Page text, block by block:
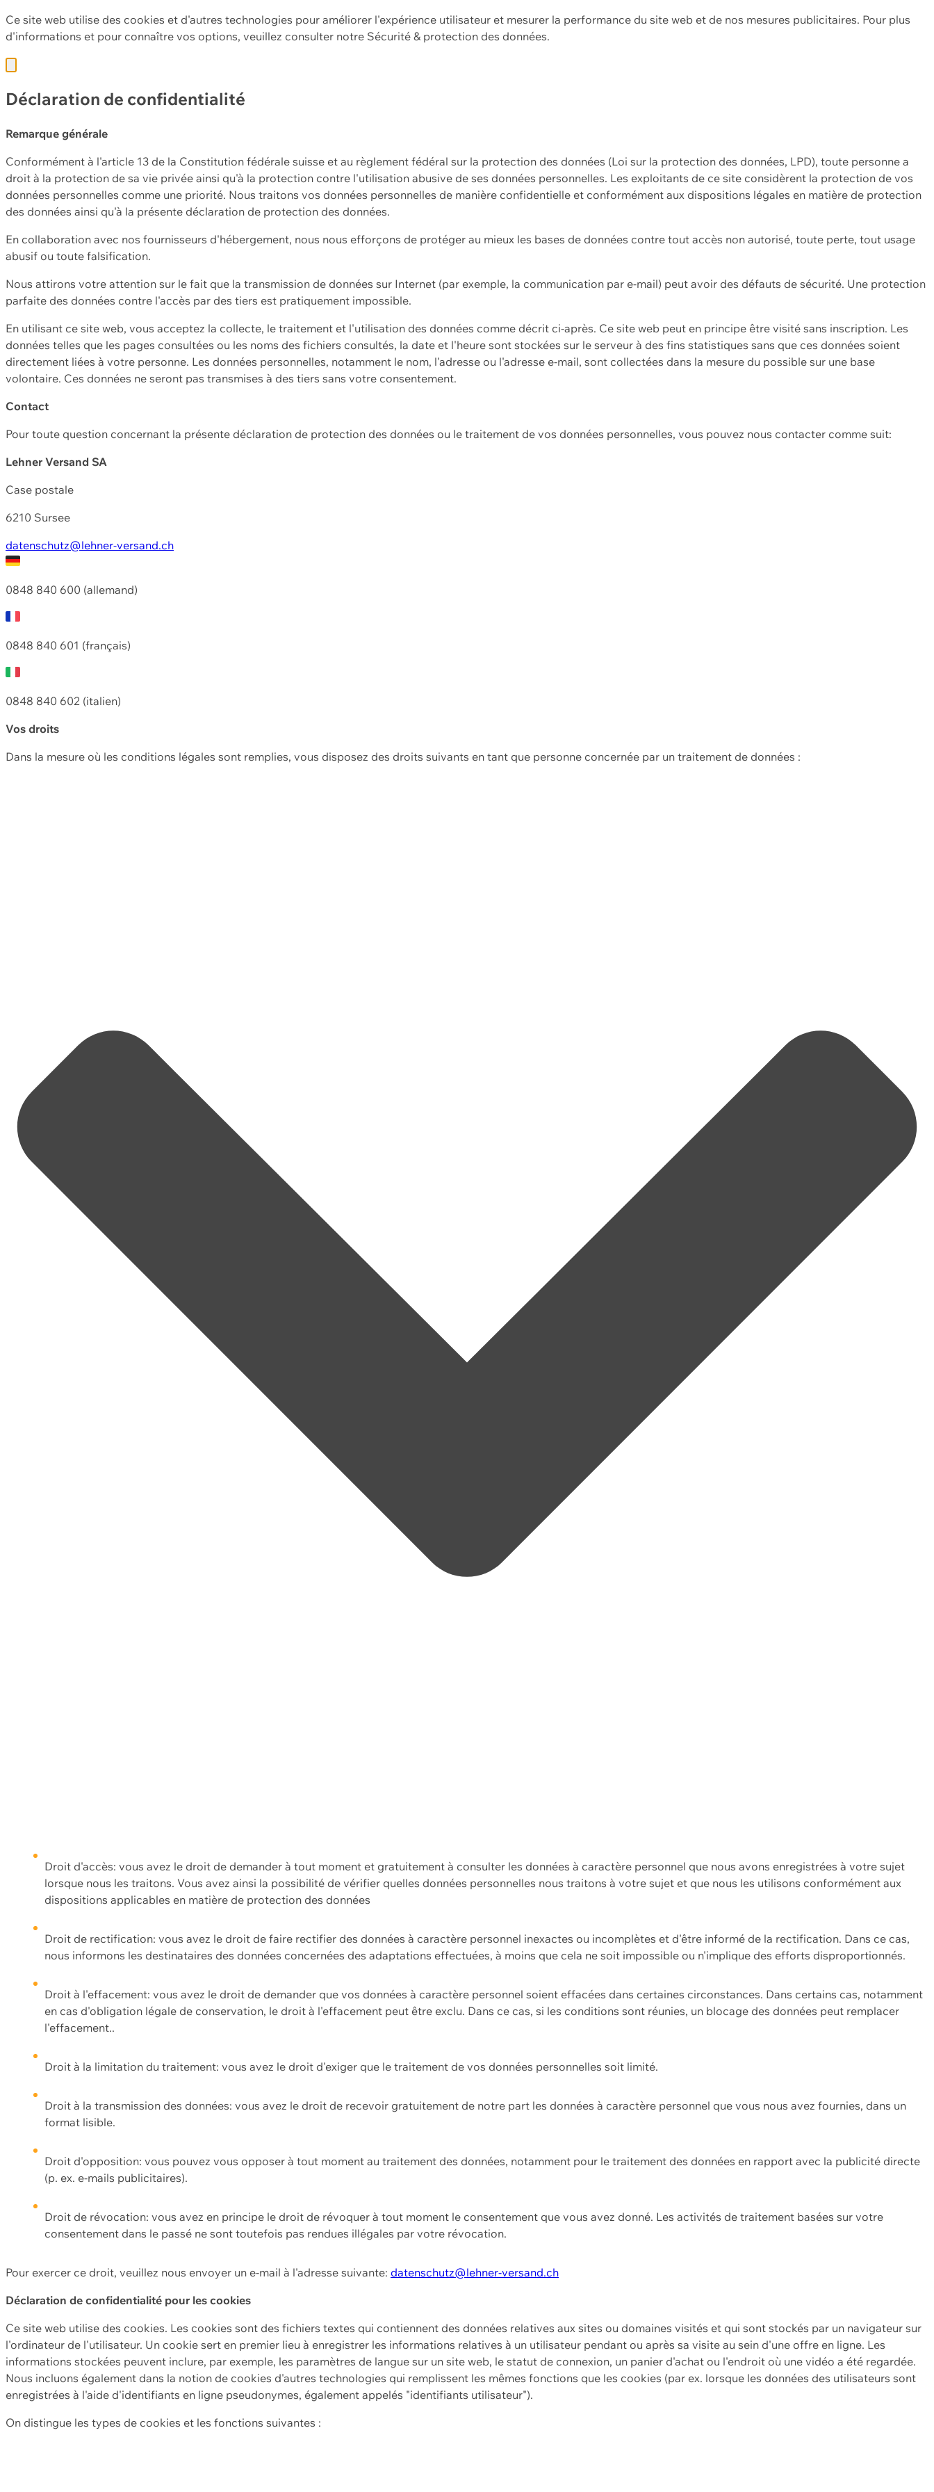
Ce site web utilise des cookies et d'autres technologies pour améliorer l'expérience utilisateur et mesurer la performance du site web et de nos mesures publicitaires. Pour plus
d'informations et pour connaître vos options, veuillez consulter notre Sécurité & protection des données.
Déclaration de confidentialité
Remarque générale
Conformément à l'article 13 de la Constitution fédérale suisse et au règlement fédéral sur la protection des données (Loi sur la protection des données, LPD), toute personne a
droit à la protection de sa vie privée ainsi qu'à la protection contre l'utilisation abusive de ses données personnelles. Les exploitants de ce site considèrent la protection de vos
données personnelles comme une priorité. Nous traitons vos données personnelles de manière confidentielle et conformément aux dispositions légales en matière de protection
des données ainsi qu'à la présente déclaration de protection des données.
En collaboration avec nos fournisseurs d'hébergement, nous nous efforçons de protéger au mieux les bases de données contre tout accès non autorisé, toute perte, tout usage
abusif ou toute falsification.
Nous attirons votre attention sur le fait que la transmission de données sur Internet (par exemple, la communication par e-mail) peut avoir des défauts de sécurité. Une protection
parfaite des données contre l'accès par des tiers est pratiquement impossible.
En utilisant ce site web, vous acceptez la collecte, le traitement et l'utilisation des données comme décrit ci-après. Ce site web peut en principe être visité sans inscription. Les
données telles que les pages consultées ou les noms des fichiers consultés, la date et l'heure sont stockées sur le serveur à des fins statistiques sans que ces données soient
directement liées à votre personne. Les données personnelles, notamment le nom, l'adresse ou l'adresse e-mail, sont collectées dans la mesure du possible sur une base
volontaire. Ces données ne seront pas transmises à des tiers sans votre consentement.
Contact
Pour toute question concernant la présente déclaration de protection des données ou le traitement de vos données personnelles, vous pouvez nous contacter comme suit:
Lehner Versand SA
Case postale
6210 Sursee
datenschutz@lehner-versand.ch
0848 840 600 (allemand)
0848 840 601 (français)
0848 840 602 (italien)
Vos droits
Dans la mesure où les conditions légales sont remplies, vous disposez des droits suivants en tant que personne concernée par un traitement de données :
Droit d'accès: vous avez le droit de demander à tout moment et gratuitement à consulter les données à caractère personnel que nous avons enregistrées à votre sujet
lorsque nous les traitons. Vous avez ainsi la possibilité de vérifier quelles données personnelles nous traitons à votre sujet et que nous les utilisons conformément aux
dispositions applicables en matière de protection des données
Droit de rectification: vous avez le droit de faire rectifier des données à caractère personnel inexactes ou incomplètes et d'être informé de la rectification. Dans ce cas,
nous informons les destinataires des données concernées des adaptations effectuées, à moins que cela ne soit impossible ou n'implique des efforts disproportionnés.
Droit à l'effacement: vous avez le droit de demander que vos données à caractère personnel soient effacées dans certaines circonstances. Dans certains cas, notamment
en cas d'obligation légale de conservation, le droit à l'effacement peut être exclu. Dans ce cas, si les conditions sont réunies, un blocage des données peut remplacer
l'effacement..
Droit à la limitation du traitement: vous avez le droit d'exiger que le traitement de vos données personnelles soit limité.
Droit à la transmission des données: vous avez le droit de recevoir gratuitement de notre part les données à caractère personnel que vous nous avez fournies, dans un
format lisible.
Droit d'opposition: vous pouvez vous opposer à tout moment au traitement des données, notamment pour le traitement des données en rapport avec la publicité directe
(p. ex. e-mails publicitaires).
Droit de révocation: vous avez en principe le droit de révoquer à tout moment le consentement que vous avez donné. Les activités de traitement basées sur votre
consentement dans le passé ne sont toutefois pas rendues illégales par votre révocation.
Pour exercer ce droit, veuillez nous envoyer un e-mail à l'adresse suivante: datenschutz@lehner-versand.ch
Déclaration de confidentialité pour les cookies
Ce site web utilise des cookies. Les cookies sont des fichiers textes qui contiennent des données relatives aux sites ou domaines visités et qui sont stockés par un navigateur sur
l'ordinateur de l'utilisateur. Un cookie sert en premier lieu à enregistrer les informations relatives à un utilisateur pendant ou après sa visite au sein d'une offre en ligne. Les
informations stockées peuvent inclure, par exemple, les paramètres de langue sur un site web, le statut de connexion, un panier d'achat ou l'endroit où une vidéo a été regardée.
Nous incluons également dans la notion de cookies d'autres technologies qui remplissent les mêmes fonctions que les cookies (par ex. lorsque les données des utilisateurs sont
enregistrées à l'aide d'identifiants en ligne pseudonymes, également appelés "identifiants utilisateur").
On distingue les types de cookies et les fonctions suivantes :